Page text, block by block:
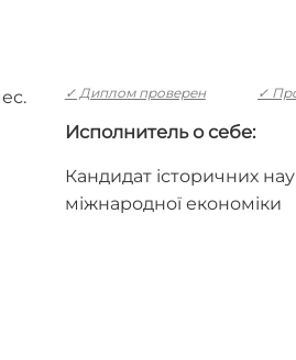
✓ Диплом проверен ✓
Исполнитель о себе:
Кандидат історичних
міжнародної економіки